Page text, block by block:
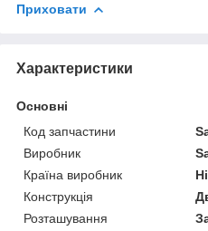
Приховати
Характеристики
Основні
Код запчастини
Виробник
Країна виробник
Конструкція
Розташування